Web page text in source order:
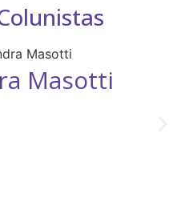
Masotti